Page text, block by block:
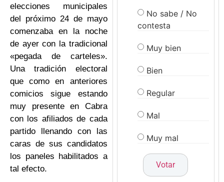
elecciones municipales
del próximo 24 de mayo
comenzaba en la noche
de ayer con la tradicional
«pegada de carteles».
Una tradición electoral
que como en anteriores
comicios sigue estando
muy presente en Cabra
con los afiliados de cada
partido llenando con las
caras de sus candidatos
los paneles habilitados a
tal efecto.
No sabe / No
contesta
Muy bien
Bien
Regular
Mal
Muy mal